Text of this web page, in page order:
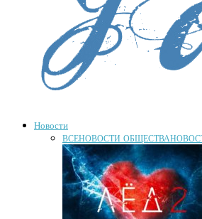
Новости
ВСЕНОВОСТИ ОБЩЕСТВА